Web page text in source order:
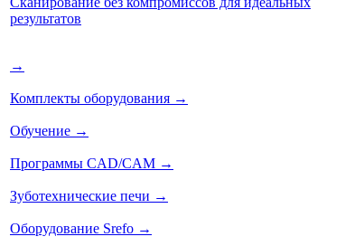
результатов
→
Комплекты оборудования →
Обучение →
Программы CAD/CAM →
Зуботехнические печи →
Оборудование Srefo →